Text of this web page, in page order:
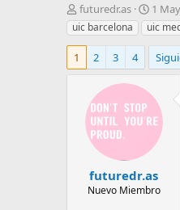
A
u
t
r
futuredr.as
F
e
c
h
a
e
n
c
o
1
uic barcelona
uic
1 2 3 4
futuredr.as
Nuevo Miembro